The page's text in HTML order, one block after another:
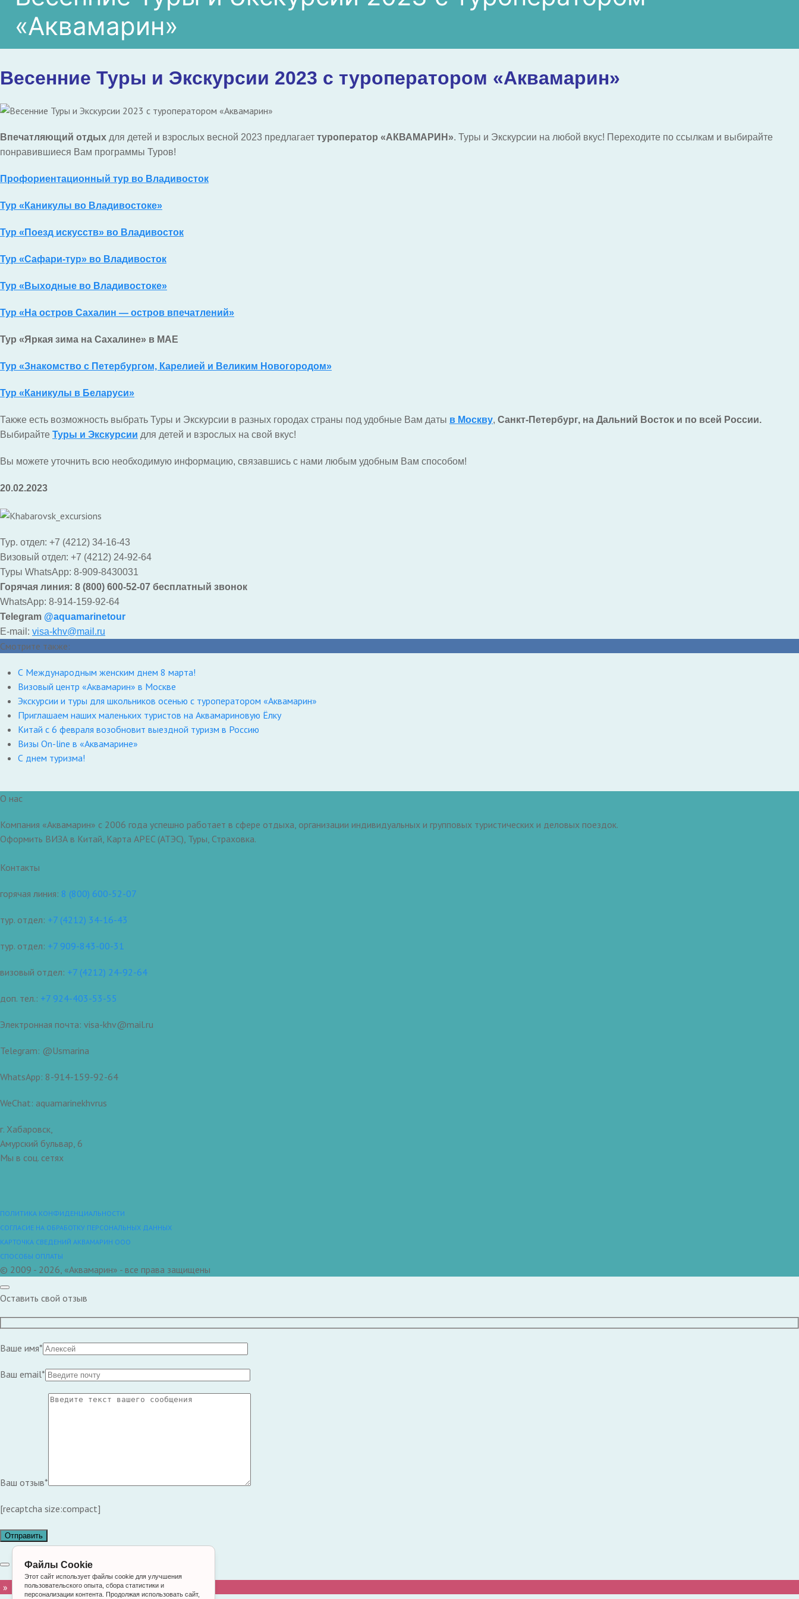
«Аквамарин»
Весенние Туры и Экскурсии 2023 с туроператором «Аквамарин»
Впечатляющий отдых для детей и взрослых весной 2023 предлагает туроператор «АКВАМАРИН». Туры и Экскурсии на любой вкус! Переходите по ссылкам и выбирайте
понравившиеся Вам программы Туров!
Профориентационный тур во Владивосток
Тур «Каникулы во Владивостоке»
Тур «Поезд искусств» во Владивосток
Тур «Сафари-тур» во Владивосток
Тур «Выходные во Владивостоке»
Тур «На остров Сахалин — остров впечатлений»
Тур «Яркая зима на Сахалине» в МАЕ
Тур «Знакомство с Петербургом, Карелией и Великим Новогородом»
Тур «Каникулы в Беларуси»
Также есть возможность выбрать Туры и Экскурсии в разных городах страны под удобные Вам даты в Москву, Санкт-Петербург, на Дальний Восток и по всей России.
Выбирайте Туры и Экскурсии для детей и взрослых на свой вкус!
Вы можете уточнить всю необходимую информацию, связавшись с нами любым удобным Вам способом!
20.02.2023
Тур. отдел: +7 (4212) 34-16-43
Визовый отдел: +7 (4212) 24-92-64
Туры WhatsApp: 8-909-8430031
Горячая линия: 8 (800) 600-52-07 бесплатный звонок
WhatsApp: 8-914-159-92-64
Telegram @aquamarinetour
E-mail: visa-khv@mail.ru
Смотрите также:
С Международным женским днем 8 марта!
Визовый центр «Аквамарин» в Москве
Экскурсии и туры для школьников осенью с туроператором «Аквамарин»
Приглашаем наших маленьких туристов на Аквамариновую Ёлку
Китай с 6 февраля возобновит выездной туризм в Россию
Визы On-line в «Аквамарине»
С днем туризма!
О нас
Компания «Аквамарин» с 2006 года успешно работает в сфере отдыха, организации индивидуальных и групповых туристических и деловых поездок.
Оформить ВИЗА в Китай, Карта APEC (АТЭС), Туры, Страховка.
Контакты
горячая линия: 8 (800) 600-52-07
тур. отдел: +7 (4212) 34-16-43
тур. отдел: +7 909-843-00-31
визовый отдел: +7 (4212) 24-92-64
доп. тел.: +7 924-403-53-55
Электронная почта: visa-khv@mail.ru
Telegram: @Usmarina
WhatsApp: 8-914-159-92-64
WeChat: aquamarinekhvrus
г. Хабаровск,
Амурский бульвар, 6
Мы в соц. сетях
ПОЛИТИКА КОНФИДЕНЦИАЛЬНОСТИ
СОГЛАСИЕ НА ОБРАБОТКУ ПЕРСОНАЛЬНЫХ ДАННЫХ
КАРТОЧКА СВЕДЕНИЙ АКВАМАРИН ООО
СПОСОБЫ ОПЛАТЫ
© 2009 - 2026, «Аквамарин» - все права защищены
Оставить свой отзыв
Ваше имя*
Ваш email*
Ваш отзыв*
[recaptcha size:compact]
»
Файлы Cookie
Этот сайт использует файлы cookie для улучшения
пользовательского опыта, сбора статистики и
персонализации контента. Продолжая использовать сайт,